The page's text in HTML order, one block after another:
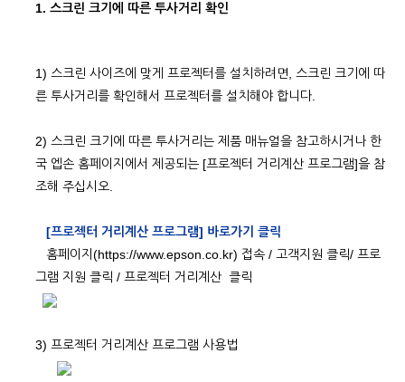
1. 스크린 크기에 따른 투사거리 확인
1) 스크린 사이즈에 맞게 프로젝터를 설치하려면, 스크린 크기에 따
른 투사거리를 확인해서 프로젝터를 설치해야 합니다.
2) 스크린 크기에 따른 투사거리는 제품 매뉴얼을 참고하시거나 한
국 엡손 홈페이지에서 제공되는 [프로젝터 거리계산 프로그램]을 참
조해 주십시오.
[프로젝터 거리계산 프로그램] 바로가기 클릭
홈페이지(https://www.epson.co.kr) 접속 / 고객지원 클릭/ 프로
그램 지원 클릭 / 프로젝터 거리계산 클릭
3) 프로젝터 거리계산 프로그램 사용법